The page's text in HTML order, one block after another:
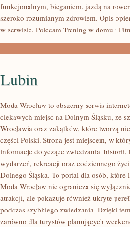
funkcjonalnym, bieganiem, jazdą na
szeroko rozumianym zdrowiem. Opis
w serwisie. Polecam Trening w domu i
Lubin
Moda Wrocław to obszerny serwis
ciekawych miejsc na Dolnym Śląsku, ze
Wrocławia oraz zakątków, które tworzą
części Polski. Strona jest miejscem, w
informacje dotyczące zwiedzania,
wydarzeń, rekreacji oraz codziennego
Dolnego Śląska. To portal dla osób,
Moda Wrocław nie ogranicza się
atrakcji, ale pokazuje również ukryte
podczas szybkiego zwiedzania. Dzięki
zarówno dla turystów planujących